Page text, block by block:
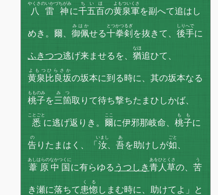
八雷神
やくさのいかづちがみ
に千五百
ちいほ
の黄泉軍
よもついくさ
を副へて追はし
めき。爾、 御佩
みはか
せる十拳剣
とつかつるぎ
を抜きて、 後手
しりへで
に
ふきつつ逃げ来ませるを、 猶
なほ
追ひて、
黄泉比良坂
よもつひらさか
の坂本に到る時に、其の坂本なる
桃子
もものみ
を三箇
みつ
取りて待ち撃ちたまひしかば、
悉
ことごと
に逃げ返りき。 爾
ここ
に伊邪那岐命、 桃子
もも
に
告
の
りたまはく、「汝
いまし
、 吾
あ
を助けしが如
ごと
、
葦原中国
あしはらのなかつくに
に有らゆる うつしき青人草
あをひとくさ
の、 苦
う
き瀬に落ちて患惚
くる
しまむ時に、助けてよ」と